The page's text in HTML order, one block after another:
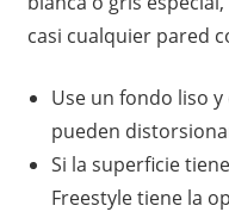
casi cualquier pared
Use un fondo liso
pueden
Si la superficie
Freestyle tiene la